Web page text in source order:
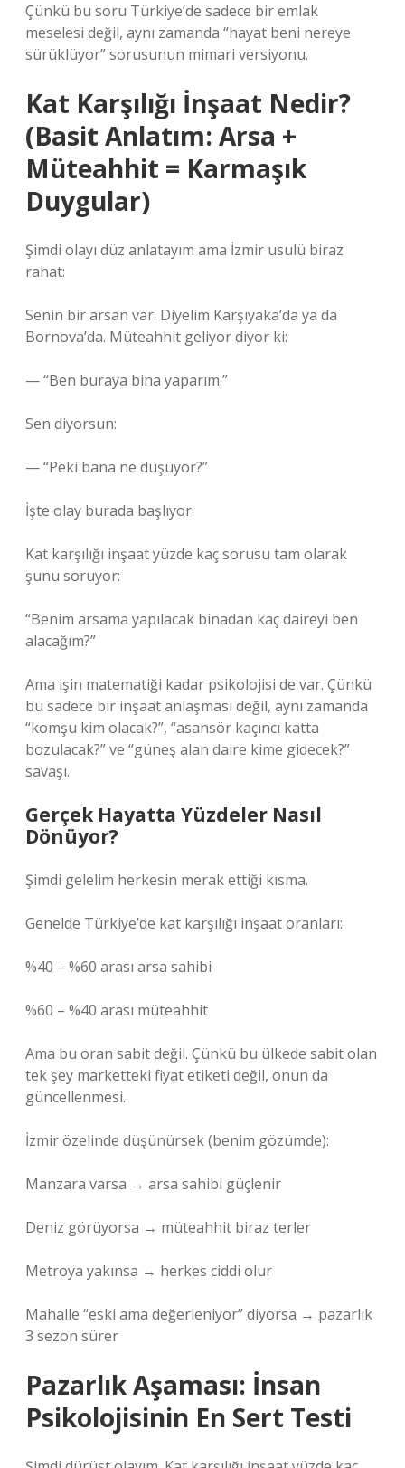
Çünkü bu soru Türkiye’de sadece bir emlak
meselesi değil, aynı zamanda “hayat beni nereye
sürüklüyor” sorusunun mimari versiyonu.
Kat Karşılığı İnşaat Nedir?
(Basit Anlatım: Arsa +
Müteahhit = Karmaşık
Duygular)
Şimdi olayı düz anlatayım ama İzmir usulü biraz
rahat:
Senin bir arsan var. Diyelim Karşıyaka’da ya da
Bornova’da. Müteahhit geliyor diyor ki:
— “Ben buraya bina yaparım.”
Sen diyorsun:
— “Peki bana ne düşüyor?”
İşte olay burada başlıyor.
Kat karşılığı inşaat yüzde kaç sorusu tam olarak
şunu soruyor:
“Benim arsama yapılacak binadan kaç daireyi ben
alacağım?”
Ama işin matematiği kadar psikolojisi de var. Çünkü
bu sadece bir inşaat anlaşması değil, aynı zamanda
“komşu kim olacak?”, “asansör kaçıncı katta
bozulacak?” ve “güneş alan daire kime gidecek?”
savaşı.
Gerçek Hayatta Yüzdeler Nasıl
Dönüyor?
Şimdi gelelim herkesin merak ettiği kısma.
Genelde Türkiye’de kat karşılığı inşaat oranları:
%40 – %60 arası arsa sahibi
%60 – %40 arası müteahhit
Ama bu oran sabit değil. Çünkü bu ülkede sabit olan
tek şey marketteki fiyat etiketi değil, onun da
güncellenmesi.
İzmir özelinde düşünürsek (benim gözümde):
Manzara varsa → arsa sahibi güçlenir
Deniz görüyorsa → müteahhit biraz terler
Metroya yakınsa → herkes ciddi olur
Mahalle “eski ama değerleniyor” diyorsa → pazarlık
3 sezon sürer
Pazarlık Aşaması: İnsan
Psikolojisinin En Sert Testi